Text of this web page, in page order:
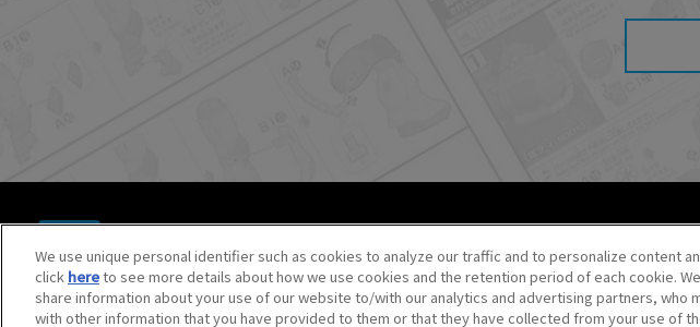
© BANDAI SPIRITS CO.,LTD. ALL RIGHTS RESERVED.
©創通・サンライズ ©創通・サンライズ・MBS
©SOTSU・SUNRISE ©SOTSU・SUNRISE・MBS
©Nintendo・Creatures・GAME FREAK・TV Tokyo・ShoPro・JR Kikaku ©Pokémon
©Pokémon. ©Nintendo/Creatures Inc./GAME FREAK inc.
We use unique personal identifier such as cookies to analyze our traffic and to personalize content
click hereto see more details about how we use cookies and the retention period of each cookie.
share information about your use of our website to/with our analytics and advertising partners, who
with other information that you have provided to them or that they have collected from your use of
器、ネットワークへの障害（コンピュータ
■当社は、本サービスの内容・条件を予告なく